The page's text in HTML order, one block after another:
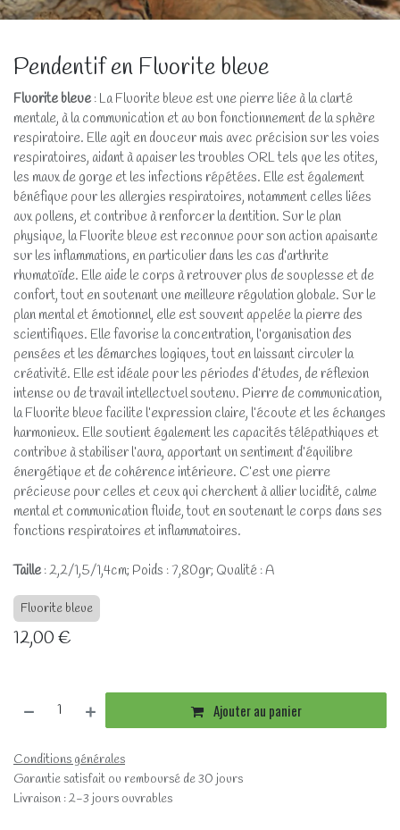
Pendentif en Fluorite bleue
Fluorite bleue : La Fluorite bleue est une pierre liée à la clarté
mentale, à la communication et au bon fonctionnement de la sphère
respiratoire. Elle agit en douceur mais avec précision sur les voies
respiratoires, aidant à apaiser les troubles ORL tels que les otites,
les maux de gorge et les infections répétées. Elle est également
bénéfique pour les allergies respiratoires, notamment celles liées
aux pollens, et contribue à renforcer la dentition. Sur le plan
physique, la Fluorite bleue est reconnue pour son action apaisante
sur les inflammations, en particulier dans les cas d’arthrite
rhumatoïde. Elle aide le corps à retrouver plus de souplesse et de
confort, tout en soutenant une meilleure régulation globale. Sur le
plan mental et émotionnel, elle est souvent appelée la pierre des
scientifiques. Elle favorise la concentration, l’organisation des
pensées et les démarches logiques, tout en laissant circuler la
créativité. Elle est idéale pour les périodes d’études, de réflexion
intense ou de travail intellectuel soutenu. Pierre de communication,
la Fluorite bleue facilite l’expression claire, l’écoute et les échanges
harmonieux. Elle soutient également les capacités télépathiques et
contribue à stabiliser l’aura, apportant un sentiment d’équilibre
énergétique et de cohérence intérieure. C’est une pierre
précieuse pour celles et ceux qui cherchent à allier lucidité, calme
mental et communication fluide, tout en soutenant le corps dans ses
fonctions respiratoires et inflammatoires.
Taille : 2,2/1,5/1,4cm; Poids : 7,80gr; Qualité : A
Fluorite bleue
12,00€
Ajouter au panier
Conditions générales
Garantie satisfait ou remboursé de 30 jours
Livraison : 2-3 jours ouvrables